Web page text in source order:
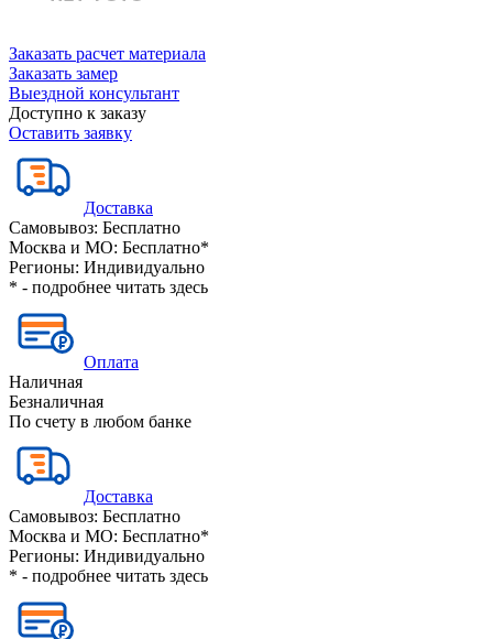
Заказать расчет материала
Заказать замер
Выездной консультант
Доступно к заказу
Оставить заявку
Доставка
Самовывоз: Бесплатно
Москва и МО: Бесплатно*
Регионы: Индивидуально
* - подробнее читать здесь
Оплата
Наличная
Безналичная
По счету в любом банке
Доставка
Самовывоз: Бесплатно
Москва и МО: Бесплатно*
Регионы: Индивидуально
* - подробнее читать здесь